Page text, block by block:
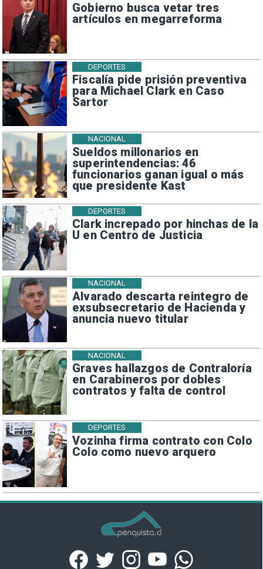
Gobierno busca vetar tres
artículos en megarreforma
Fiscalía pide prisión preventiva
para Michael Clark en Caso
Sartor
DEPORTES
Sueldos millonarios en
superintendencias: 46
funcionarios ganan igual o más
que presidente Kast
NACIONAL
Clark increpado por hinchas de la
U en Centro de Justicia
DEPORTES
Alvarado descarta reintegro de
exsubsecretario de Hacienda y
anuncia nuevo titular
NACIONAL
Graves hallazgos de Contraloría
en Carabineros por dobles
contratos y falta de control
NACIONAL
Vozinha firma contrato con Colo
Colo como nuevo arquero
DEPORTES